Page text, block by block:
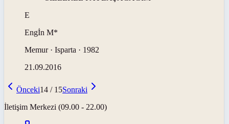
E
Engİn M*
Memur · Isparta · 1982
21.09.2016
Önceki14 / 15Sonraki
İletişim Merkezi (09.00 - 22.00)